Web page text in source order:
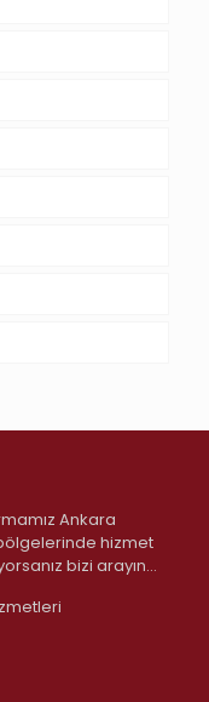
Ankara
hizmet
bizi arayın…